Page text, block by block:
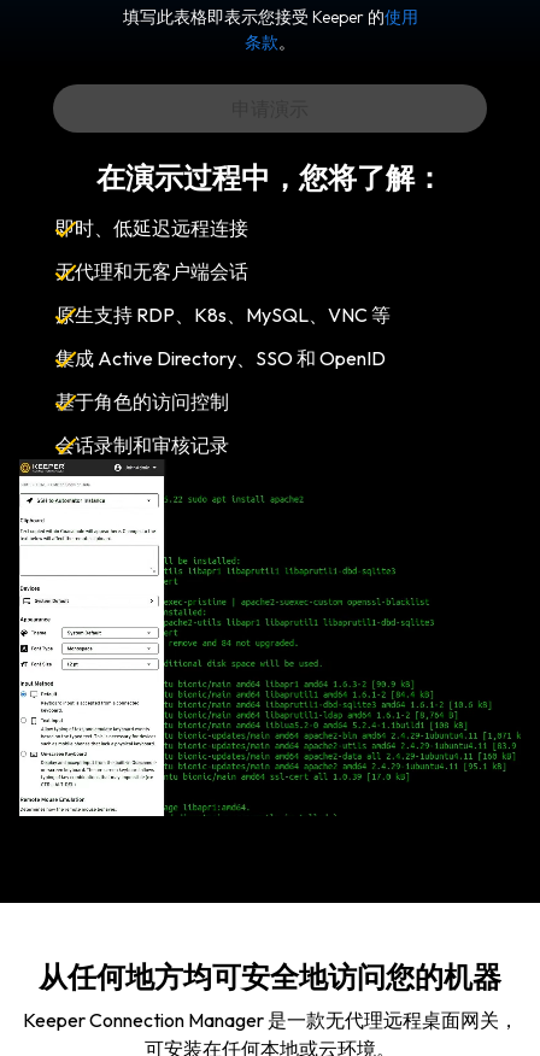
填写此表格即表示您接受 Keeper 的使用
条款。
在演示过程中，您将了解：
即时、低延迟远程连接
无代理和无客户端会话
原生支持 RDP、K8s、MySQL、VNC 等
集成 Active Directory、SSO 和 OpenID
基于角色的访问控制
会话录制和审核记录
从任何地方均可安全地访问您的机器
Keeper Connection Manager 是一款无代理远程桌面网关，
可安装在任何本地或云环境。